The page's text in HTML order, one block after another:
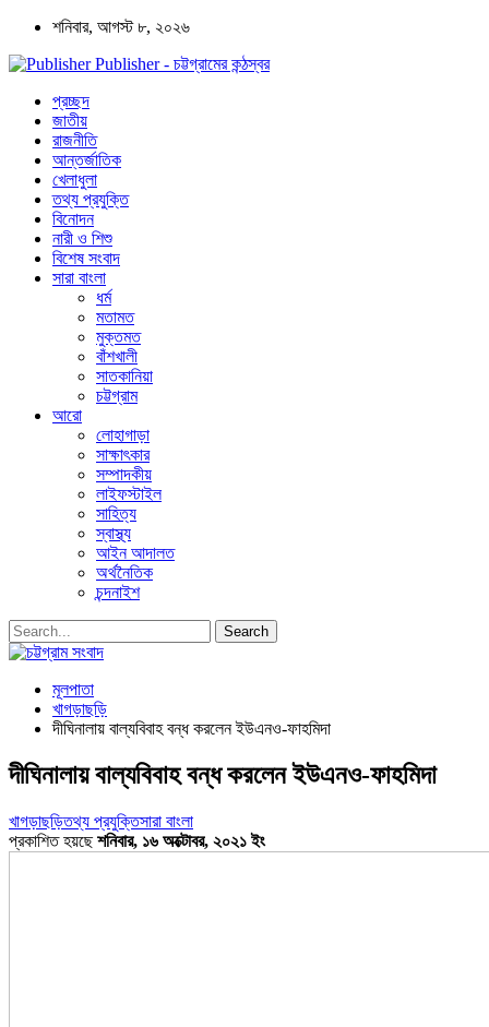
শনিবার, আগস্ট ৮, ২০২৬
Publisher - চট্টগ্রামের কন্ঠস্বর
প্রচ্ছদ
জাতীয়
রাজনীতি
আন্তর্জাতিক
খেলাধুলা
তথ্য প্রযুক্তি
বিনোদন
নারী ও শিশু
বিশেষ সংবাদ
সারা বাংলা
ধর্ম
মতামত
মুক্তমত
বাঁশখালী
সাতকানিয়া
চট্টগ্রাম
আরো
লোহাগাড়া
সাক্ষাৎকার
সম্পাদকীয়
লাইফস্টাইল
সাহিত্য
স্বাস্থ্য
আইন আদালত
অর্থনৈতিক
চন্দনাইশ
মূলপাতা
খাগড়াছড়ি
দীঘিনালায় বাল্যবিবাহ বন্ধ করলেন ইউএনও-ফাহমিদা
দীঘিনালায় বাল্যবিবাহ বন্ধ করলেন ইউএনও-ফাহমিদা
খাগড়াছড়িতথ্য প্রযুক্তিসারা বাংলা
প্রকাশিত হয়ছেশনিবার, ১৬ অক্টোবর, ২০২১ ইং